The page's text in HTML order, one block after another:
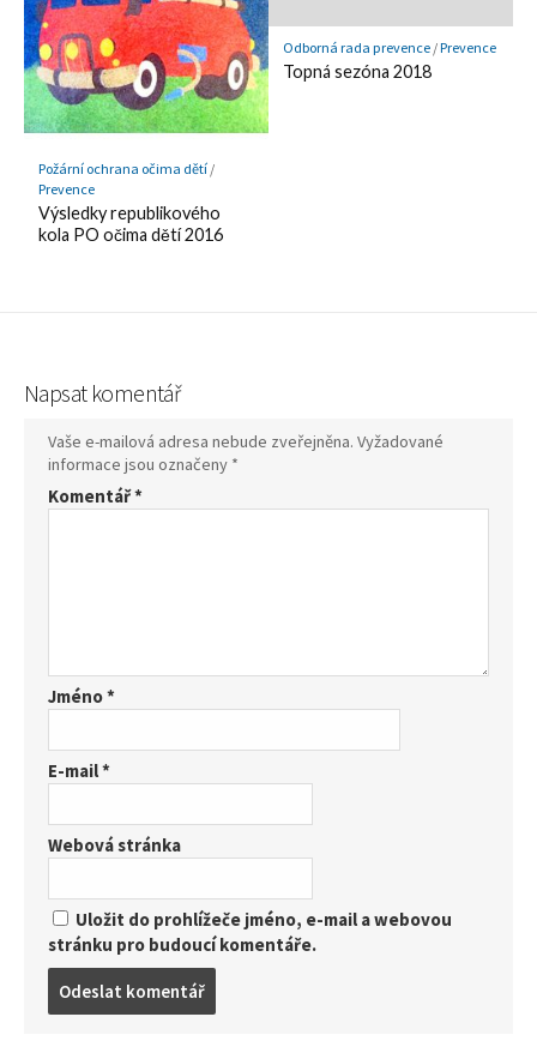
Požární ochrana očima dětí/
Prevence
Výsledky republikového
kola PO očima dětí 2016
Odborná rada prevence/Prevence
Topná sezóna 2018
Napsat komentář
Vaše e-mailová adresa nebude zveřejněna. Vyžadované
informace jsou označeny *
Komentář*
Jméno*
E-mail*
Webová stránka
Uložit do prohlížeče jméno, e-mail a webovou
stránku pro budoucí komentáře.